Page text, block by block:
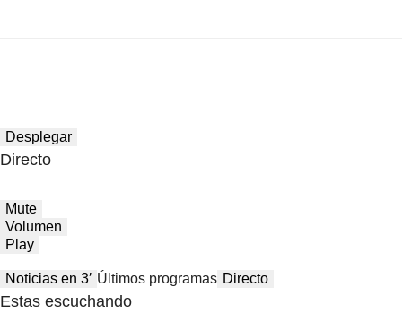
Desplegar
Directo
Mute
Volumen
Play
Noticias en 3′ Últimos programas Directo
Estas escuchando